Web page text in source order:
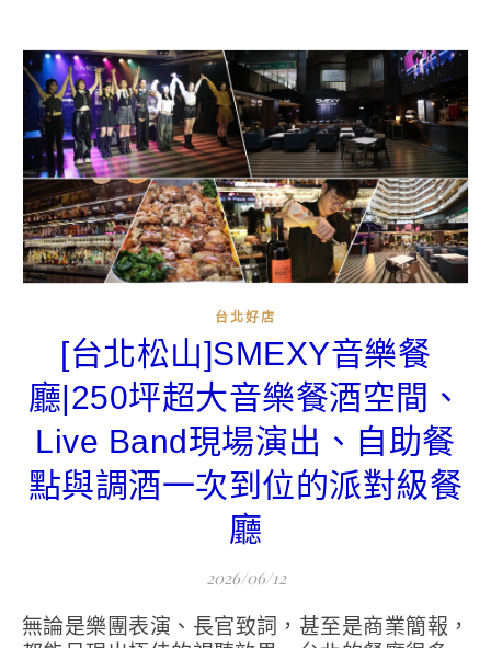
台北好店
[台北松山]SMEXY音樂餐
廳|250坪超大音樂餐酒空間、
Live Band現場演出、自助餐
點與調酒一次到位的派對級餐
廳
2026/06/12
無論是樂團表演、長官致詞，甚至是商業簡報，